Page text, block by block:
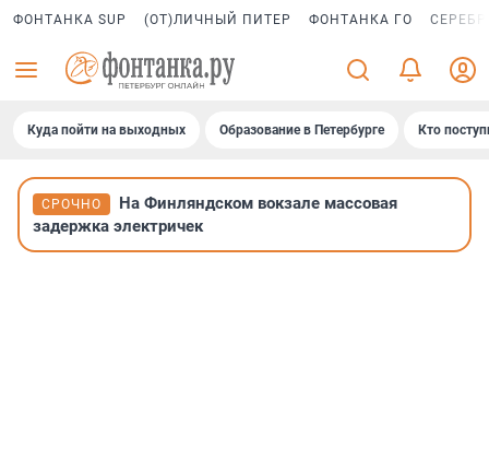
ФОНТАНКА SUP (ОТ)ЛИЧНЫЙ ПИТЕР ФОНТАНКА ГО
Куда пойти на выходных Образование в Петербурге Кто
СРОЧНО
На Финляндском вокзале массовая
задержка электричек